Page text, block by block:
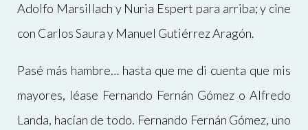
Adolfo Marsillach y Nuria Espert para arriba; y cine
con Carlos Saura y Manuel Gutiérrez Aragón.
Pasé más hambre… hasta que me di cuenta que mis
mayores, léase Fernando Fernán Gómez o Alfredo
Landa, hacían de todo. Fernando Fernán Gómez, uno